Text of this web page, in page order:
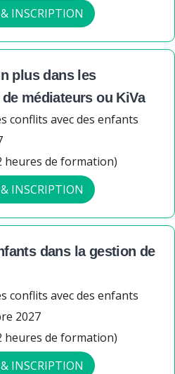
INSCRIPTION
plus dans les
médiateurs ou KiVa
conflits avec des enfants
heures de formation)
INSCRIPTION
dans la gestion de
conflits avec des enfants
2027
heures de formation)
INSCRIPTION